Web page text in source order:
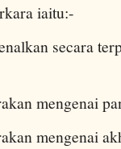
iaitu:-
secara
mengenai
mengenai